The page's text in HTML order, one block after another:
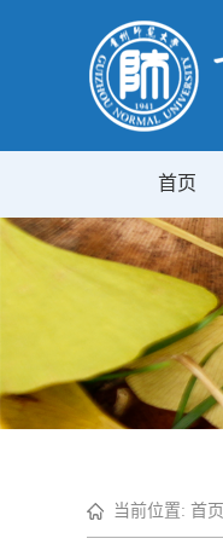
首页
当前位置: 首页